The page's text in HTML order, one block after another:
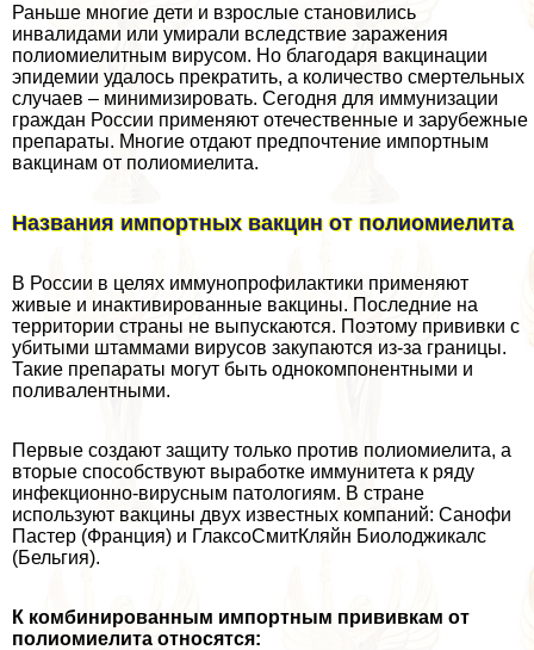
Раньше многие дети и взрослые становились
инвалидами или умирали вследствие заражения
полиомиелитным вирусом. Но благодаря вакцинации
эпидемии удалось прекратить, а количество cмepтельных
случаев – минимизировать. Сегодня для иммунизации
граждан России применяют отечественные и зарубежные
препараты. Многие отдают предпочтение импортным
вакцинам от полиомиелита.
Названия импортных вакцин от полиомиелита
В России в целях иммунопрофилактики применяют
живые и инактивированные вакцины. Последние на
территории страны не выпускаются. Поэтому прививки с
убитыми штаммами вирусов закупаются из-за границы.
Такие препараты могут быть однокомпонентными и
поливалентными.
Первые создают защиту только против полиомиелита, а
вторые способствуют выработке иммунитета к ряду
инфекционно-вирусным патологиям. В стране
используют вакцины двух известных компаний: Санофи
Пастер (Франция) и ГлаксоСмитКляйн Биолоджикалс
(Бельгия).
К комбинированным импортным прививкам от
полиомиелита относятся: